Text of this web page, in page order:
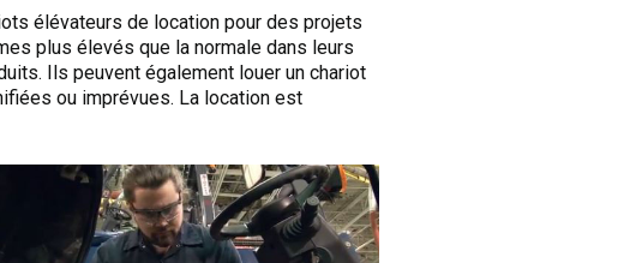
élévateurs de location pour des projets
plus élevés que la normale dans leurs
Ils peuvent également louer un chariot
ou imprévues. La location est